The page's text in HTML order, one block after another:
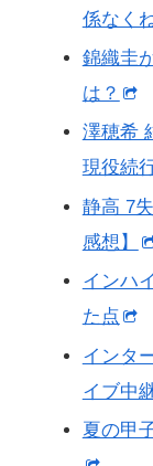
係なく
錦織圭
は？
澤穂希
現役続
静高 7
感想】
インハ
た点
インタ
イブ中
夏の甲